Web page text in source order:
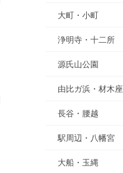
大町・小町
浄明寺・十二所
源氏山公園
由比ガ浜・材木座
長谷・腰越
駅周辺・八幡宮
大船・玉縄